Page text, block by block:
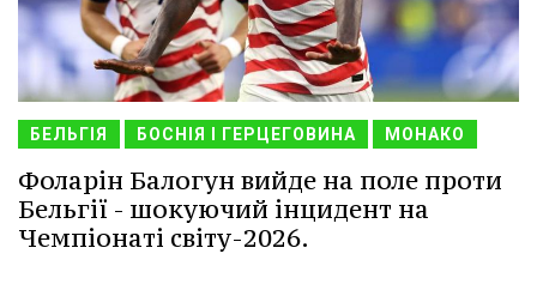
БЕЛЬГІЯ БОСНІЯ І ГЕРЦЕГОВИНА МОНАКО
Фоларін Балогун вийде на поле проти
Бельгії - шокуючий інцидент на
Чемпіонаті світу-2026.